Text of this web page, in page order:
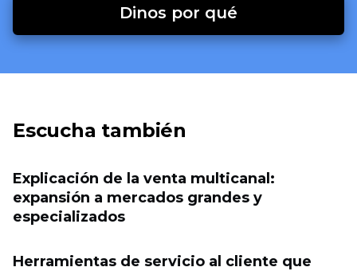
Dinos por qué
Escucha también
Explicación de la venta multicanal:
expansión a mercados grandes y
especializados
Herramientas de servicio al cliente que